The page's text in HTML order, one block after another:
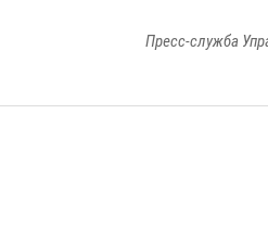
Пресс-служба